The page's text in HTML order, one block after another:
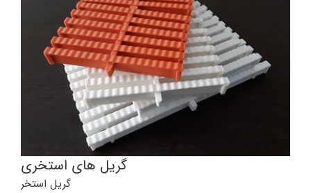
پروژه ها
اطلاعات فنی
تماس با ما
گریل های استخری
گریل استخر